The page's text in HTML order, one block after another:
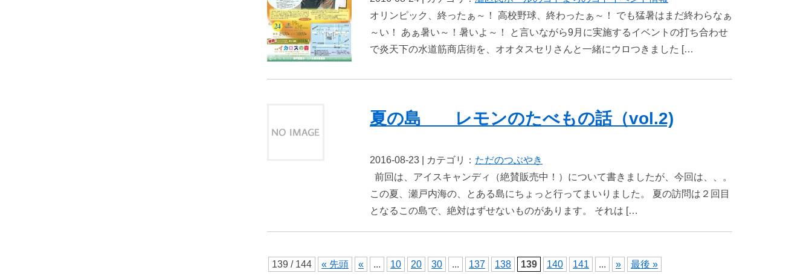
オリンピック、終ったぁ～！ 高校野球、終わったぁ～！ でも猛暑はまだ終わらなぁ
～い！ あぁ暑い～！暑いよ～！ と言いながら9月に実施するイベントの打ち合わせ
で炎天下の水道筋商店街を、オオタスセリさんと一緒にウロつきました […
夏の島 レモンのたべもの話（vol.2)
2016-08-23 | カテゴリ： ただのつぶやき
前回は、アイスキャンディ（絶賛販売中！）について書きましたが、今回は、、。
この夏、瀬戸内海の、とある島にちょっと行ってまいりました。 夏の訪問は２回目
となるこの島で、絶対はずせないものがあります。 それは […
139 / 144 « 先頭 « ... 10 20 30 ... 137 138 139 140 141 ... » 最後 »